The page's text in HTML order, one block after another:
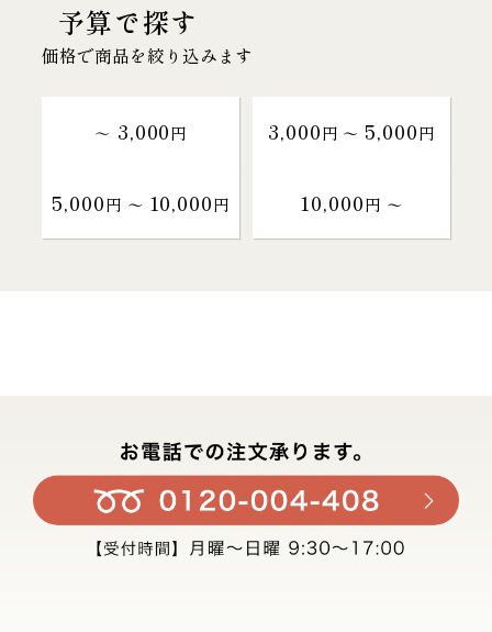
予算で探す
価格で商品を絞り込みます
～ 3,000円 3,000円 〜 5,000円
5,000円 〜 10,000円 10,000円 〜